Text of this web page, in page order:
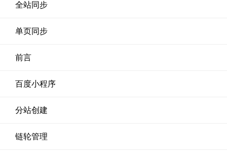
全站同步
单页同步
前言
百度小程序
分站创建
链轮管理